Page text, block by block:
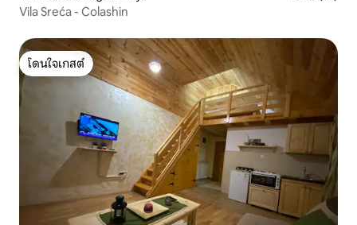
Vila Sreća - Colashin
โดนใจเกสต์
โดนใจเกสต์